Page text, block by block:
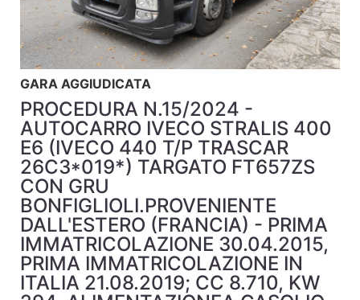
GARA AGGIUDICATA
PROCEDURA N.15/2024 -
AUTOCARRO IVECO STRALIS 400
E6 (IVECO 440 T/P TRASCAR
26C3*019*) TARGATO FT657ZS
CON GRU
BONFIGLIOLI.PROVENIENTE
DALL'ESTERO (FRANCIA) - PRIMA
IMMATRICOLAZIONE 30.04.2015,
PRIMA IMMATRICOLAZIONE IN
ITALIA 21.08.2019; CC 8.710, KW